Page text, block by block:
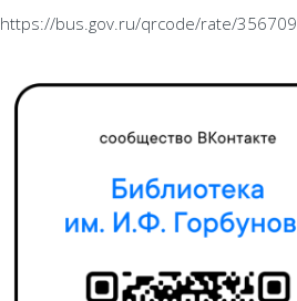
https://bus.gov.ru/qrcode/rate/356709